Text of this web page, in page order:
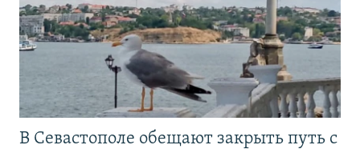
В Севастополе обещают закрыть путь с